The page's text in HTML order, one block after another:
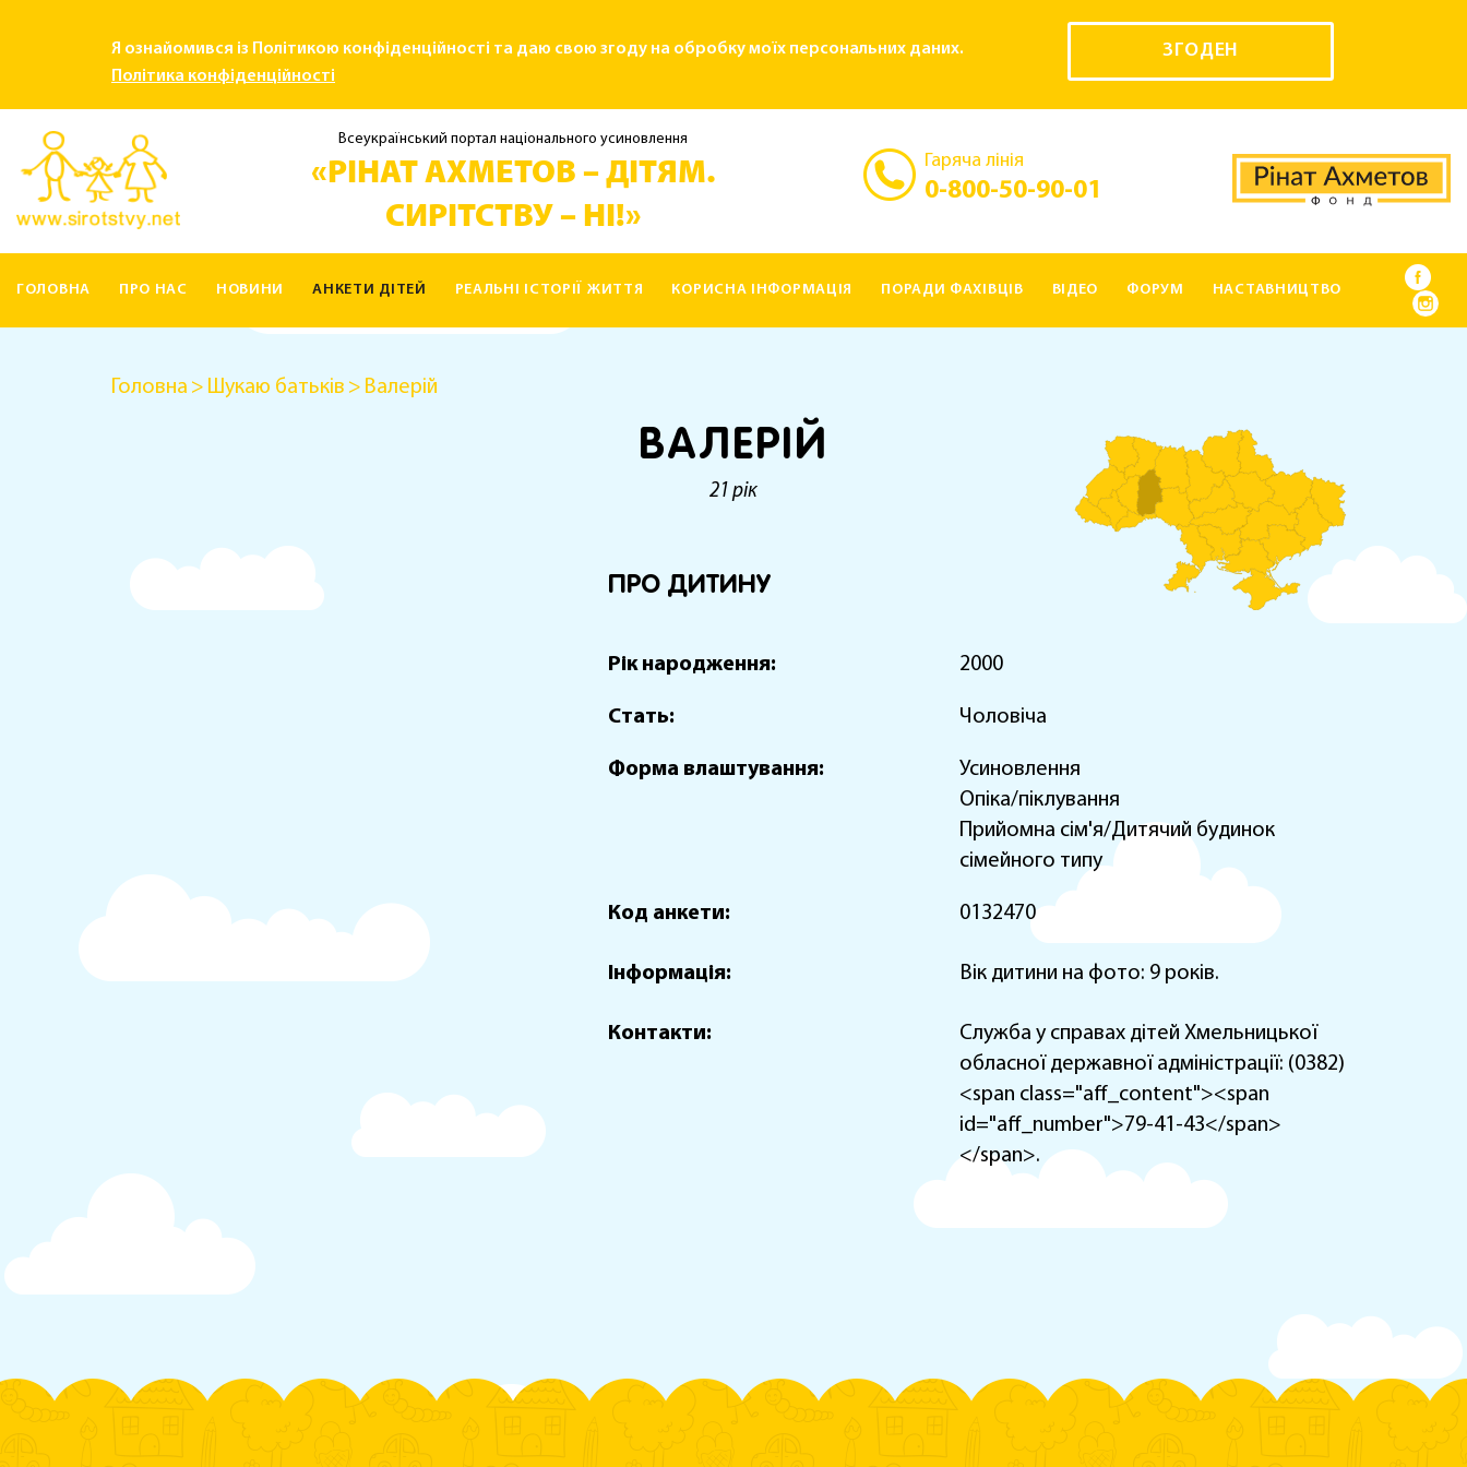
Я ознайомився із Політикою конфіденційності та даю свою згоду на обробку моїх персональних даних.
Політика конфіденційності
ЗГОДЕН
Всеукраїнський портал національного усиновлення
«РІНАТ АХМЕТОВ – ДІТЯМ.
СИРІТСТВУ – НІ!»
Гаряча лінія
0-800-50-90-01
ГОЛОВНА ПРО НАС НОВИНИ АНКЕТИ ДІТЕЙ РЕАЛЬНІ ІСТОРІЇ ЖИТТЯ КОРИСНА ІНФОРМАЦІЯ ПОРАДИ ФАХІВЦІВ ВІДЕО ФОРУМ
НАСТАВНИЦТВО
Головна Шукаю батьків Валерій
ВАЛЕРІЙ
21 рік
ПРО ДИТИНУ
Рік народження: 2000
Стать: Чоловіча
Форма влаштування:
Усиновлення
Опіка/піклування
Прийомна сім'я/Дитячий будинок
сімейного типу
Код анкети: 0132470
Інформація: Вік дитини на фото: 9 років.
Контакти:
Служба у справах дітей Хмельницької
обласної державної адміністрації: (0382)
<span class="aff_content"><span
id="aff_number">79-41-43</span>
</span>.